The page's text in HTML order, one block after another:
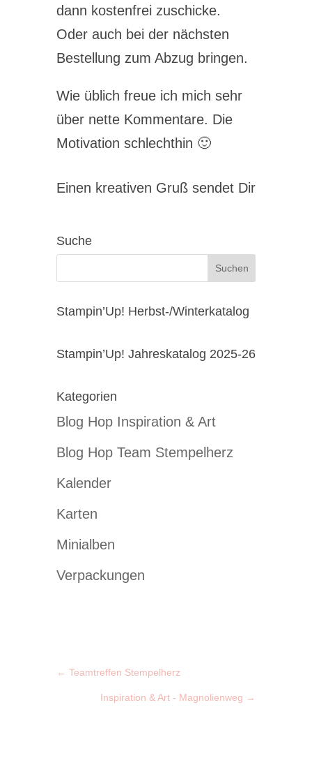
dann kostenfrei zuschicke.
Oder auch bei der nächsten
Bestellung zum Abzug bringen.
Wie üblich freue ich mich sehr
über nette Kommentare. Die
Motivation schlechthin 🙂
Einen kreativen Gruß sendet Dir
Suche
Stampin’Up! Herbst-/Winterkatalog
Stampin’Up! Jahreskatalog 2025-26
Kategorien
Blog Hop Inspiration & Art
Blog Hop Team Stempelherz
Kalender
Karten
Minialben
Verpackungen
← Teamtreffen Stempelherz
Inspiration & Art - Magnolienweg →